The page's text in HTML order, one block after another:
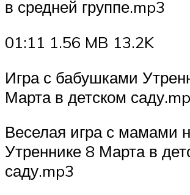
в средней группе.mp3
01:11 1.56 MB 13.2K
Игра с бабушками
Марта в детском
Веселая игра с мамами
Утреннике 8 Марта в
саду.mp3